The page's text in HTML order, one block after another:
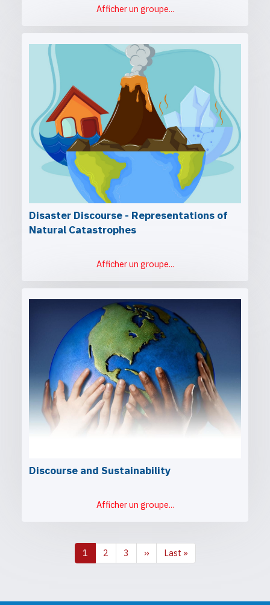
Afficher un groupe...
Disaster Discourse - Representations of
Natural Catastrophes
Afficher un groupe...
Discourse and Sustainability
Afficher un groupe...
Pagination
Page
courante
1 Page
2 Page
3
Page
suivante
››
Dernière
page
Last »